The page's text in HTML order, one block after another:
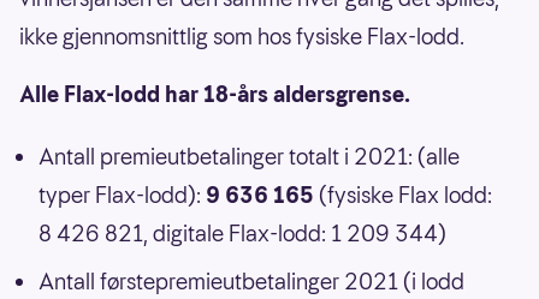
ikke gjennomsnittlig som hos fysiske Flax-lodd.
Alle Flax-lodd har 18-års aldersgrense.
Antall premieutbetalinger totalt i 2021: (alle
typer Flax-lodd): 9 636 165 (fysiske Flax lodd:
8 426 821, digitale Flax-lodd: 1 209 344)
Antall førstepremieutbetalinger 2021 (i lodd